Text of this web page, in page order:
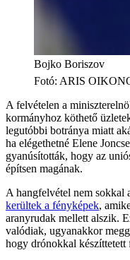
Bojko Boriszov
Fotó: ARIS
A felvételen a
kormányhoz köthető
legutóbbi botránya miatt
ha elégethetné Elene
gyanúsították, hogy az
építsen magának.
A hangfelvétel nem sokkal
kerültek a fényképek,
aranyrudak mellett alszik.
valódiak, ugyanakkor
hogy drónokkal készíttetett